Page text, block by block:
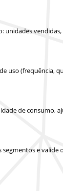
uso (frequência,
de consumo,
e